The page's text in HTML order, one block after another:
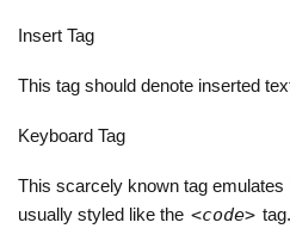
Insert Tag
This tag should denote inserted
Keyboard Tag
This scarcely known tag emulates
usually styled like the <code> tag.